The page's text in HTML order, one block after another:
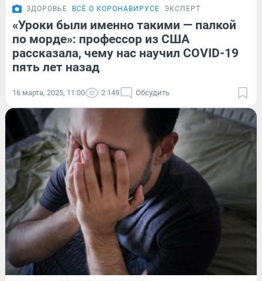
ЗДОРОВЬЕ ВСЁ О КОРОНАВИРУСЕ ЭКСПЕРТ
«Уроки были именно такими — палкой
по морде»: профессор из США
рассказала, чему нас научил COVID-19
пять лет назад
16 марта, 2025, 11:00 2 149 Обсудить